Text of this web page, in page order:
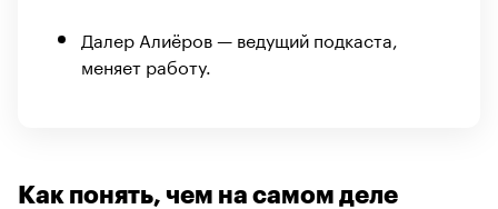
Далер Алиёров — ведущий подкаста,
меняет работу.
Как понять, чем на самом деле